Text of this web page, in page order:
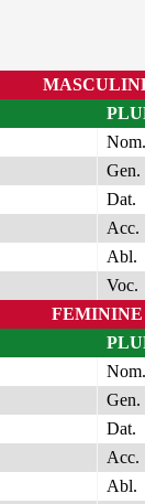
Nom.
Gen.
Dat.
Acc.
Abl.
Voc.
FEMININE
Nom.
Gen.
Dat.
Acc.
Abl.